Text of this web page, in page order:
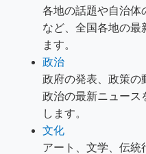
各地の話題や自治体
など、全国各地の最
ます。
政治
政府の発表、政策の
政治の最新ニュース
します。
文化
アート、文学、伝統